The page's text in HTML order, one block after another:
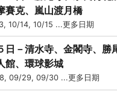
賽克、嵐山渡月橋
10/14, 10/15 ...更多日期
日－清水寺、金閣寺、勝
館、環球影城
09/29, 09/30 ...更多日期